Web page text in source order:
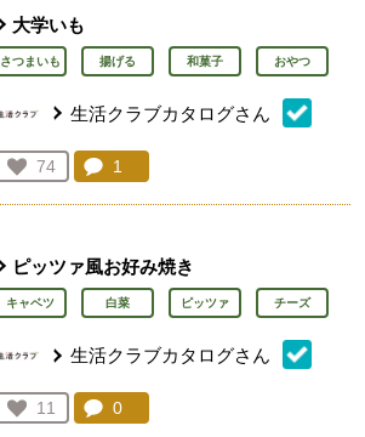
大学いも
さつまいも 揚げる 和菓子 おやつ
生活クラブカタログさん
お気に入り登録：
74
人が登録
コメント：
1
ピッツァ風お好み焼き
キャベツ 白菜 ピッツァ チーズ
生活クラブカタログさん
お気に入り登録：
11
人が登録
コメント：
0